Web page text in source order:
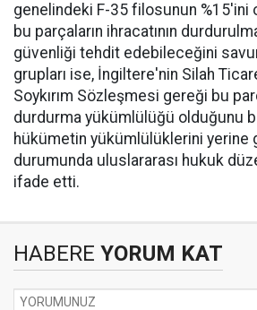
genelindeki F-35 filosunun %15'ini
bu parçaların ihracatının
güvenliği tehdit edebileceğini
grupları ise, İngiltere'nin Silah
Soykırım Sözleşmesi gereği bu
durdurma yükümlülüğü olduğunu
hükümetin yükümlülüklerini yerine
durumunda uluslararası hukuk
ifade etti.
HABERE YORUM KAT